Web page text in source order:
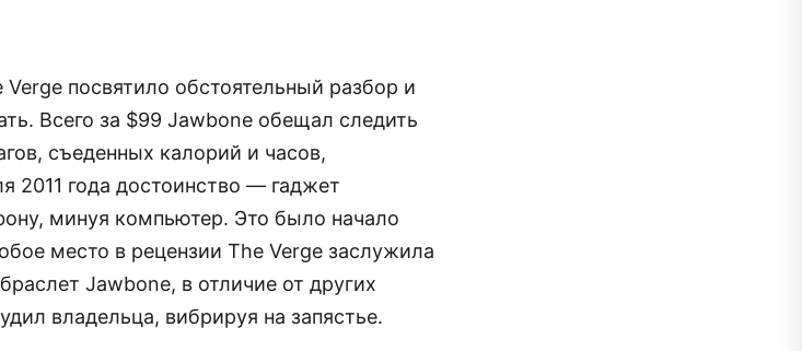
посвятило обстоятельный разбор и
Всего за $99 Jawbone обещал следить
съеденных калорий и часов,
2011 года достоинство — гаджет
минуя компьютер. Это было начало
место в рецензии The Verge заслужила
Jawbone, в отличие от других
владельца, вибрируя на запястье.